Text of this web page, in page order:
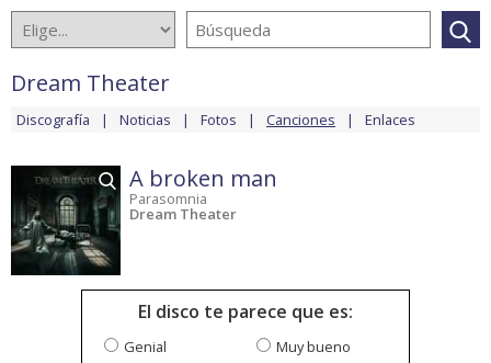
Dream Theater
Discografía Noticias Fotos Canciones Enlaces
A broken man
Parasomnia
Dream Theater
El disco te parece que es:
Genial
Muy bueno